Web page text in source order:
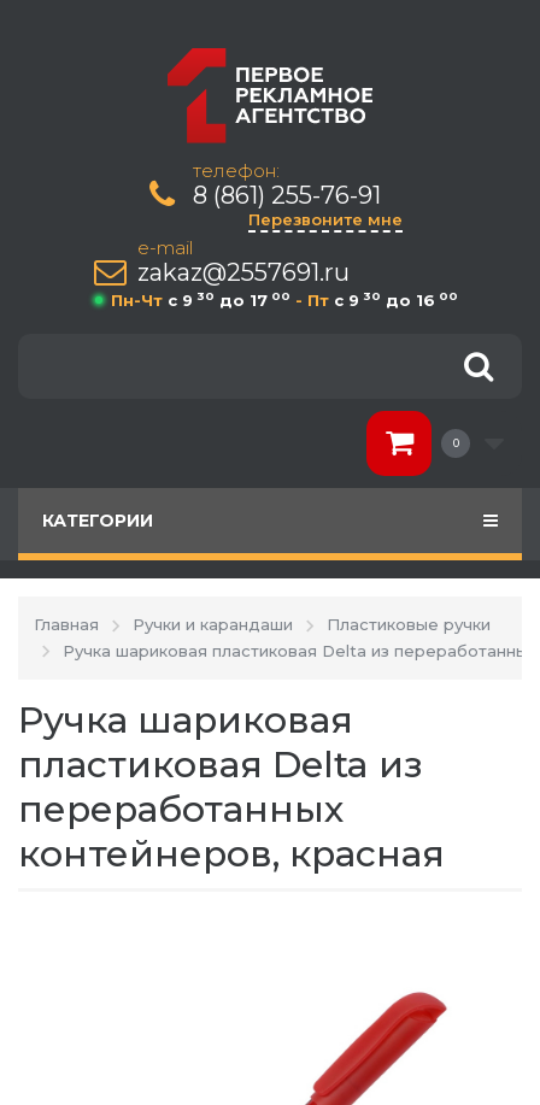
телефон:
8 (861) 255-76-91
Перезвоните мне
e-mail
zakaz@2557691.ru
Пн-Чт c 9 30 до 17 00 - Пт c 9 30 до 16 00
0
КАТЕГОРИИ
Главная Ручки и карандаши
Пластиковые ручки
Ручка шариковая пластиковая Delta из
Ручка шариковая
пластиковая Delta из
переработанных
контейнеров, красная